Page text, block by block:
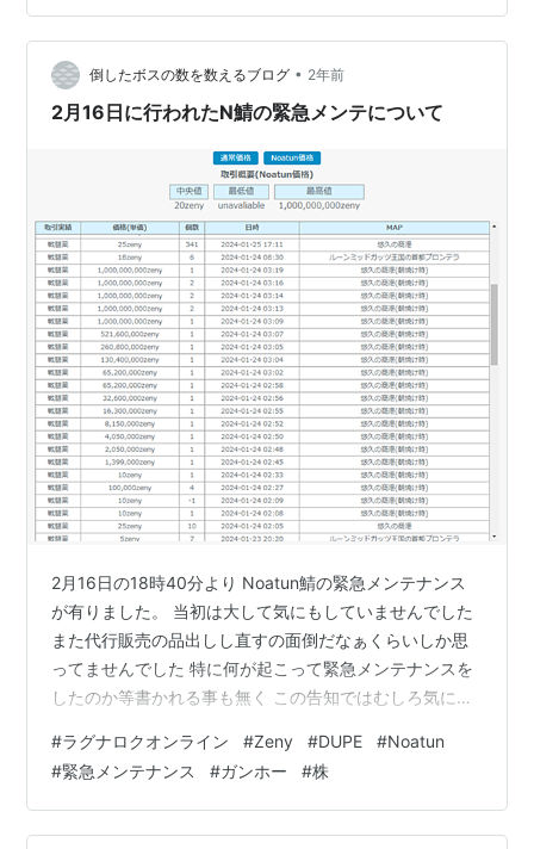
い取ってるチョコパもその時に安く買えるものを買い取
ってるので 結構バラバラです。それで得たものと言えば
比較的ましなモンスターカード ・アルギオペカード 1枚
・ジェミニーS…
倒したボスの数を数えるブログ • 2年前
2月16日に行われたN鯖の緊急メンテについて
2月16日の18時40分より Noatun鯖の緊急メンテナンス
が有りました。 当初は大して気にもしていませんでした
また代行販売の品出しし直すの面倒だなぁくらいしか思
ってませんでした 特に何が起こって緊急メンテナンスを
したのか等書かれる事も無く この告知ではむしろ気にす
に代行サービス停止してるのかよ！ そして別の日の話に
なるのですが 今はバレンタインのイベントでチョコを買
い取る事に集中していたので 割とスレを見に行ったりと
かしているんですよね そこでようやく今日のタイトルの
#ラグナロクオンライン #Zeny #DUPE #Noatun
#緊急メンテナンス #ガンホー #株